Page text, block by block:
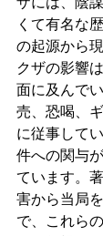
ザには、陰
くて有名な
の起源から
クザの影響
面に及んで
売、恐喝、
に従事して
件への関与
ています。
害から当局
で、これら